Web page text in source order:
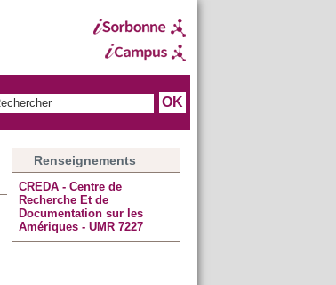
Renseignements
CREDA - Centre de
Recherche Et de
Documentation sur les
Amériques - UMR 7227